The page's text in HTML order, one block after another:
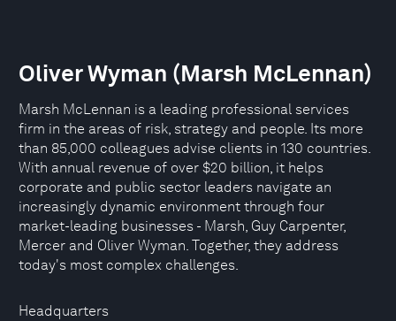
Headquarters
Oliver Wyman (Marsh McLennan)
Marsh McLennan is a leading professional services
firm in the areas of risk, strategy and people. Its more
than 85,000 colleagues advise clients in 130 countries.
With annual revenue of over $20 billion, it helps
corporate and public sector leaders navigate an
increasingly dynamic environment through four
market-leading businesses - Marsh, Guy Carpenter,
Mercer and Oliver Wyman. Together, they address
today's most complex challenges.